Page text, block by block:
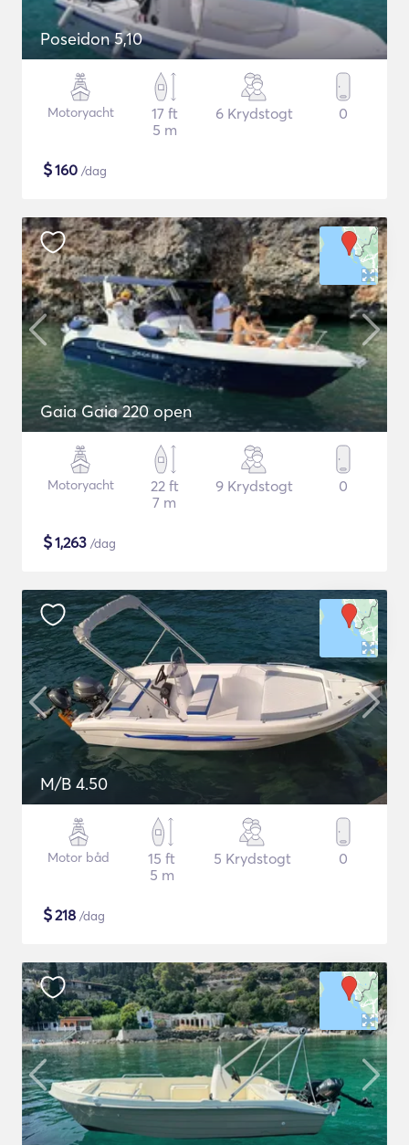
Poseidon 5,10
Motoryacht
17 ft
5 m
6 Krydstogt 0
$160 /dag
Gaia Gaia 220 open
Motoryacht
22 ft
7 m
9 Krydstogt 0
$1,263 /dag
M/B 4.50
Motor båd
15 ft
5 m
5 Krydstogt 0
$218 /dag